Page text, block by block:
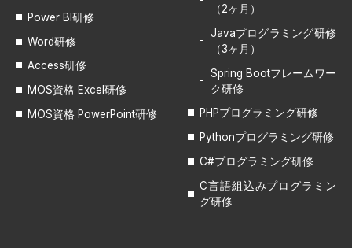
Power BI研修
Word研修
Access研修
MOS資格 Excel研修
MOS資格 PowerPoint研修
（2ヶ月）
Javaプログラミング研修
（3ヶ月）
Spring Bootフレームワー
ク研修
PHPプログラミング研修
Pythonプログラミング研修
C#プログラミング研修
C言語組込みプログラミン
グ研修